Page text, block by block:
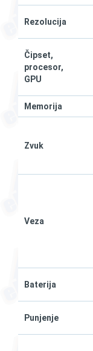
Rezolucija
Čipset,
procesor,
GPU
Memorija
Zvuk
Veza
Baterija
Punjenje